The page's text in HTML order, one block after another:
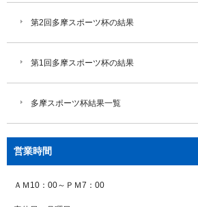
第2回多摩スポーツ杯の結果
第1回多摩スポーツ杯の結果
多摩スポーツ杯結果一覧
営業時間
ＡＭ10：00～ＰＭ7：00